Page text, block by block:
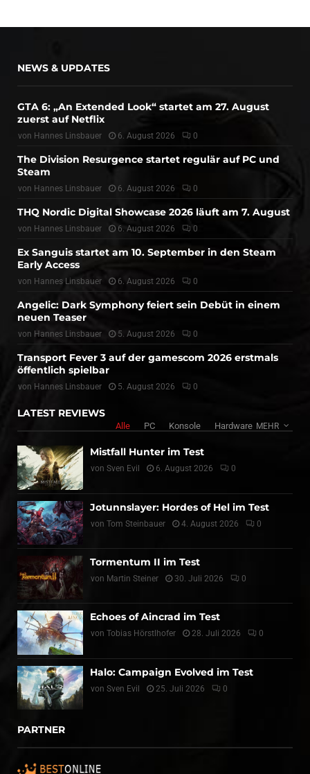
NEWS & UPDATES
GTA 6: „An Extended Look“ startet am 27. August
zuerst auf Netflix
von Hannes Linsbauer 6. August 2026 0
The Division Resurgence startet regulär auf PC und
Steam
von Hannes Linsbauer 6. August 2026 0
THQ Nordic Digital Showcase 2026 läuft am 7. August
von Hannes Linsbauer 6. August 2026 0
Ex Sanguis startet am 10. September in den Steam
Early Access
von Hannes Linsbauer 6. August 2026 0
Angelic: Dark Symphony feiert sein Debüt in einem
neuen Teaser
von Hannes Linsbauer 5. August 2026 0
Transport Fever 3 auf der gamescom 2026 erstmals
öffentlich spielbar
von Hannes Linsbauer 5. August 2026 0
LATEST REVIEWS
Alle PC Konsole Hardware MEHR
Mistfall Hunter im Test
von Sven Evil 6. August 2026 0
Jotunnslayer: Hordes of Hel im Test
von Tom Steinbauer 4. August 2026 0
Tormentum II im Test
von Martin Steiner 30. Juli 2026 0
Echoes of Aincrad im Test
von Tobias Hörstlhofer 28. Juli 2026 0
Halo: Campaign Evolved im Test
von Sven Evil 25. Juli 2026 0
PARTNER